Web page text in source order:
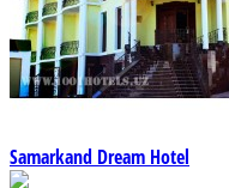
Samarkand Dream Hotel